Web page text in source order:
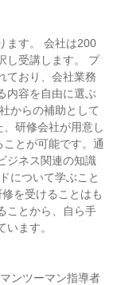
ます。 会社は200
し受講します。 プ
ており、会社業務
内容を自由に選ぶ
からの補助として
研修会社が用意し
とが可能です。通
ジネス関連の知識
について学ぶこと
を受けることはも
ことから、自ら手
ンツーマン指導者